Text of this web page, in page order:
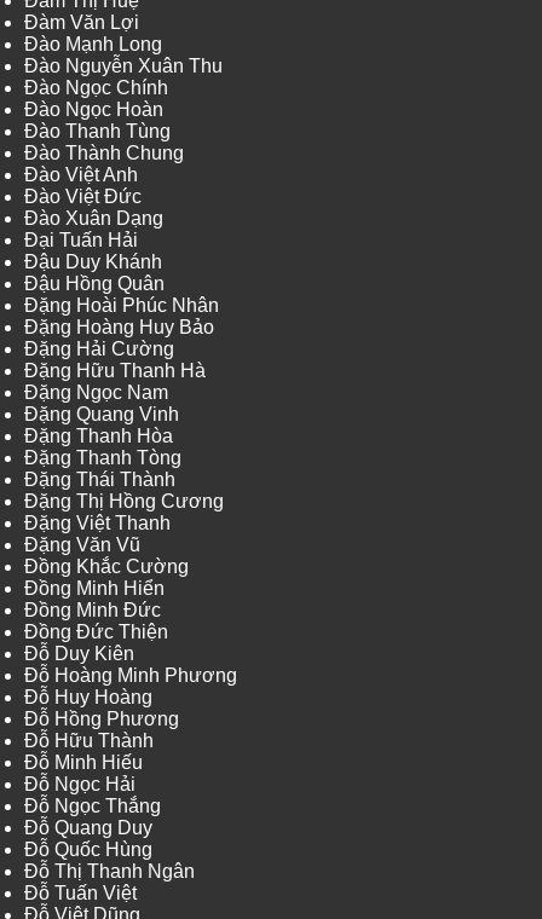
Đàm Văn Lợi
Đào Mạnh Long
Đào Nguyễn Xuân Thu
Đào Ngọc Chính
Đào Ngọc Hoàn
Đào Thanh Tùng
Đào Thành Chung
Đào Việt Anh
Đào Việt Đức
Đào Xuân Dạng
Đại Tuấn Hải
Đậu Duy Khánh
Đậu Hồng Quân
Đặng Hoài Phúc Nhân
Đặng Hoàng Huy Bảo
Đặng Hải Cường
Đặng Hữu Thanh Hà
Đặng Ngọc Nam
Đặng Quang Vinh
Đặng Thanh Hòa
Đặng Thanh Tòng
Đặng Thái Thành
Đặng Thị Hồng Cương
Đặng Việt Thanh
Đặng Văn Vũ
Đồng Khắc Cường
Đồng Minh Hiển
Đồng Minh Đức
Đồng Đức Thiện
Đỗ Duy Kiên
Đỗ Hoàng Minh Phương
Đỗ Huy Hoàng
Đỗ Hồng Phương
Đỗ Hữu Thành
Đỗ Minh Hiếu
Đỗ Ngọc Hải
Đỗ Ngọc Thắng
Đỗ Quang Duy
Đỗ Quốc Hùng
Đỗ Thị Thanh Ngân
Đỗ Tuấn Việt